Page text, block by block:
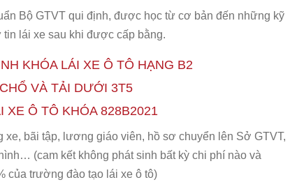
Bộ GTVT qui định, được học từ cơ bản đến những kỹ
lái xe sau khi được cấp bằng.
KHÓA LÁI XE Ô TÔ HẠNG B2
VÀ TẢI DƯỚI 3T5
XE Ô TÔ KHÓA 828B2021
xe, bãi tập, lương giáo viên, hồ sơ chuyển lên Sở GTVT,
(cam kết không phát sinh bất kỳ chi phí nào và
của trường đào tạo lái xe ô tô)